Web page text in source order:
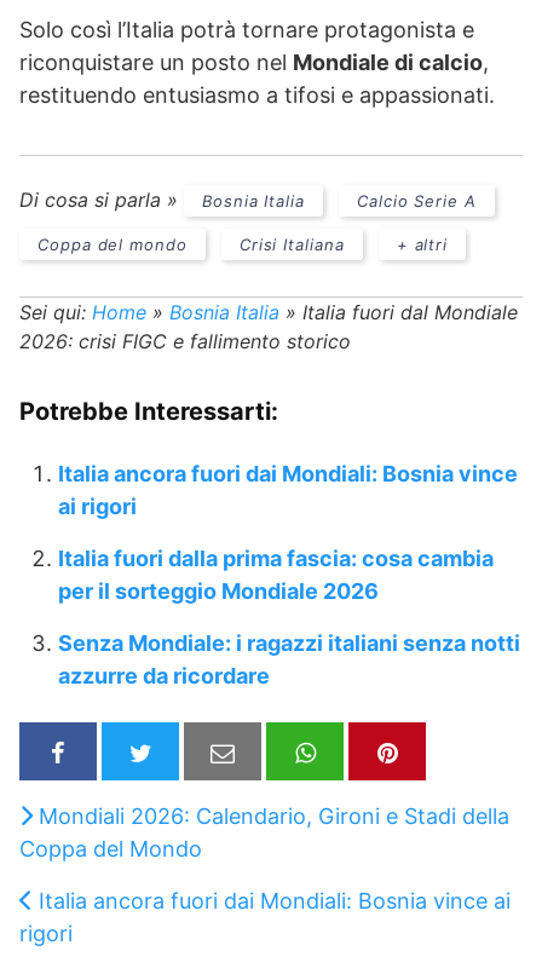
Solo così l’Italia potrà tornare protagonista e
riconquistare un posto nel Mondiale di calcio,
restituendo entusiasmo a tifosi e appassionati.
Di cosa si parla » Bosnia Italia Calcio Serie A
Coppa del mondo Crisi Italiana + altri
Sei qui: Home » Bosnia Italia » Italia fuori dal Mondiale
2026: crisi FIGC e fallimento storico
Potrebbe Interessarti:
Italia ancora fuori dai Mondiali: Bosnia vince
ai rigori
Italia fuori dalla prima fascia: cosa cambia
per il sorteggio Mondiale 2026
Senza Mondiale: i ragazzi italiani senza notti
azzurre da ricordare
Mondiali 2026: Calendario, Gironi e Stadi della
Coppa del Mondo
Italia ancora fuori dai Mondiali: Bosnia vince ai
rigori